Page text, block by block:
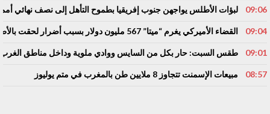
09:06 لبؤات الأطلس يواجهن جنوب إفريقيا بطموح التأهل إلى نصف نهائي أمم
09:04 القضاء الأميركي يغرم “ميتا” 567 مليون دولار بسبب أضرار لحقت بالأطفال
09:01 طقس السبت: حار بكل من السايس ووادي ملوية وداخل مناطق
08:57 مبيعات الإسمنت تتجاوز 8 ملايين طن بالمغرب في متم يوليوز